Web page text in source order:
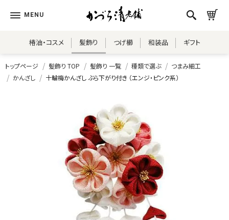
椿油・コスメ 髪飾り つげ櫛 和装品 ギフト
トップページ 髪飾り TOP 髪飾り 一覧 種類で選ぶ
つまみ細工
かんざし
十輪梅かんざし ぶら下がり付き （エンジ・ピンク系）